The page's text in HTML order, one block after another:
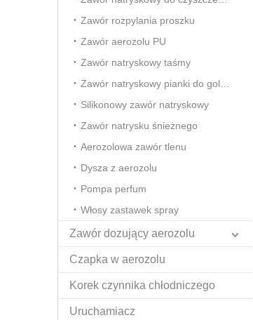
Zawór rozpylania proszku
Zawór aerozolu PU
Zawór natryskowy taśmy
Silikonowy zawór natryskowy
Zawór natrysku śnieżnego
Aerozolowa zawór tlenu
Dysza z aerozolu
Pompa perfum
Włosy zastawek spray
Zawór dozujący aerozolu
Czapka w aerozolu
Korek czynnika chłodniczego
Uruchamiacz